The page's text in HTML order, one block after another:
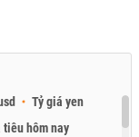
Tỷ giá yen
tiêu hôm nay